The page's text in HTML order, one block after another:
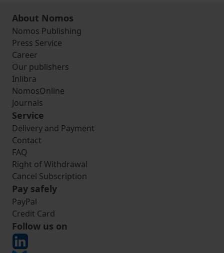
About Nomos
Nomos Publishing
Press Service
Career
Our publishers
Inlibra
NomosOnline
Journals
Service
Delivery and Payment
Contact
FAQ
Right of Withdrawal
Cancel Subscription
Pay safely
PayPal
Credit Card
Follow us on